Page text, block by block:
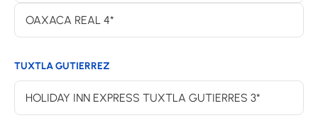
OAXACA REAL 4*
TUXTLA GUTIERREZ
HOLIDAY INN EXPRESS TUXTLA GUTIERRES 3*